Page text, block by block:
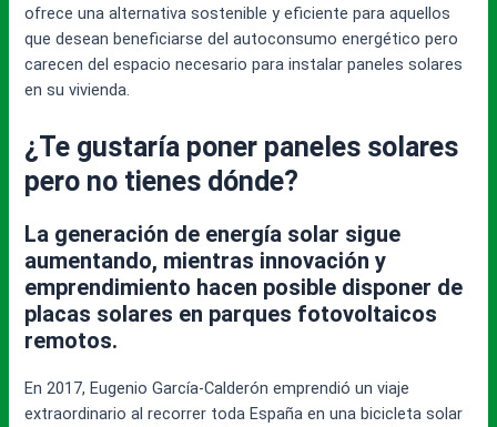
ofrece una alternativa sostenible y eficiente para aquellos
que desean beneficiarse del autoconsumo energético pero
carecen del espacio necesario para instalar paneles solares
en su vivienda.
¿Te gustaría poner paneles solares
pero no tienes dónde?
La generación de energía solar sigue
aumentando, mientras innovación y
emprendimiento hacen posible disponer de
placas solares en parques fotovoltaicos
remotos.
En 2017, Eugenio García-Calderón emprendió un viaje
extraordinario al recorrer toda España en una bicicleta solar